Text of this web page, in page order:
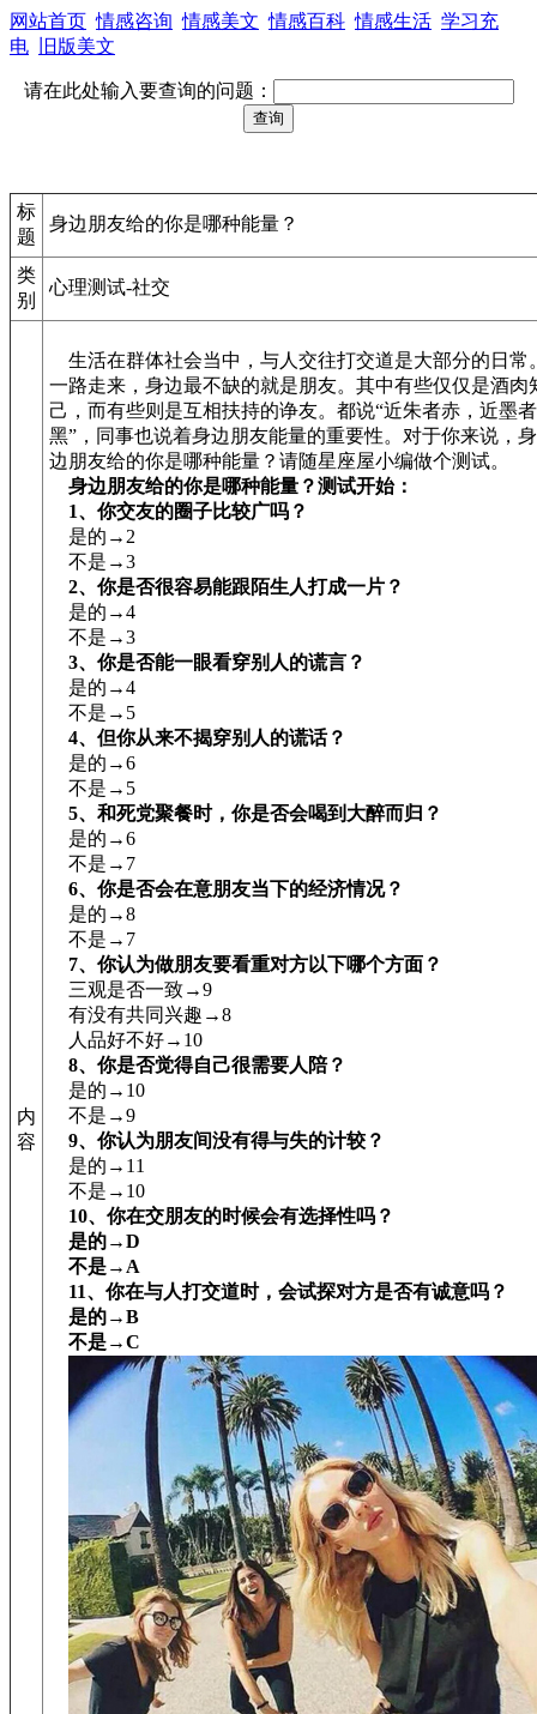
网站首页 情感咨询 情感美文 情感百科 情感生活 学习充
电
旧版美文
请在此处输入要查询的问题：
标
题
身边朋友给的你是哪种能量？
类
别
心理测试-社交
内
容
生活在群体社会当中，与人交往打交道是大部分的日常
一路走来，身边最不缺的就是朋友。其中有些仅仅是酒肉
己，而有些则是互相扶持的诤友。都说“近朱者赤，近墨者
黑”，同事也说着身边朋友能量的重要性。对于你来说，身
边朋友给的你是哪种能量？请随星座屋小编做个测试。
身边朋友给的你是哪种能量？测试开始：
1、你交友的圈子比较广吗？
是的→2
不是→3
2、你是否很容易能跟陌生人打成一片？
是的→4
不是→3
3、你是否能一眼看穿别人的谎言？
是的→4
不是→5
4、但你从来不揭穿别人的谎话？
是的→6
不是→5
5、和死党聚餐时，你是否会喝到大醉而归？
是的→6
不是→7
6、你是否会在意朋友当下的经济情况？
是的→8
不是→7
7、你认为做朋友要看重对方以下哪个方面？
三观是否一致→9
有没有共同兴趣→8
人品好不好→10
8、你是否觉得自己很需要人陪？
是的→10
不是→9
9、你认为朋友间没有得与失的计较？
是的→11
不是→10
10、你在交朋友的时候会有选择性吗？
是的→D
不是→A
11、你在与人打交道时，会试探对方是否有诚意吗？
是的→B
不是→C